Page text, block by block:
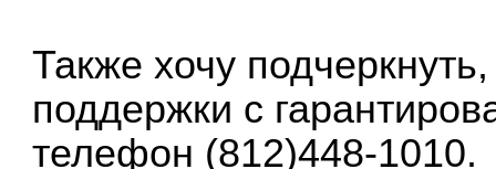
Также хочу
поддержки с
телефон (812)448-1010.